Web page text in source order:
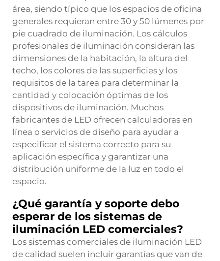
área, siendo típico que los espacios de oficina
generales requieran entre 30 y 50 lúmenes por
pie cuadrado de iluminación. Los cálculos
profesionales de iluminación consideran las
dimensiones de la habitación, la altura del
techo, los colores de las superficies y los
requisitos de la tarea para determinar la
cantidad y colocación óptimas de los
dispositivos de iluminación. Muchos
fabricantes de LED ofrecen calculadoras en
línea o servicios de diseño para ayudar a
especificar el sistema correcto para su
aplicación específica y garantizar una
distribución uniforme de la luz en todo el
espacio.
¿Qué garantía y soporte debo
esperar de los sistemas de
iluminación LED comerciales?
Los sistemas comerciales de iluminación LED
de calidad suelen incluir garantías que van de